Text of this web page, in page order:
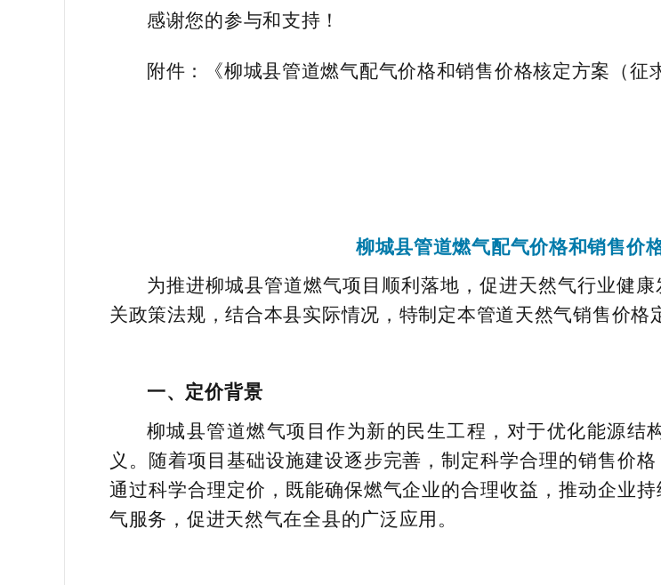
感谢您的参与和支持！
附件：《柳城县管道燃气配气价格和销售价格核定方案（征
柳城县管道燃气配气价格和销售价
为推进柳城县管道燃气项目顺利落地，促进天然气行业健
关政策法规，结合本县实际情况，特制定本管道天然气销售价格
一、定价背景
柳城县管道燃气项目作为新的民生工程，对于优化能源结
义。随着项目基础设施建设逐步完善，制定科学合理的销售价
通过科学合理定价，既能确保燃气企业的合理收益，推动企业
气服务，促进天然气在全县的广泛应用。